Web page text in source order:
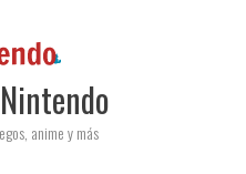
anime y más